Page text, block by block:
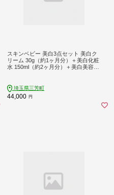
スキンベビー 美白3点セット 美白ク
リーム 30g（約1ヶ月分）＋美白化粧
水 150ml（約2ヶ月分）＋美白美容液
埼玉県三芳町
44,000 円